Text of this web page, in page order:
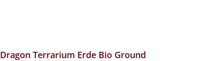
Dragon Terrarium Erde Bio Ground